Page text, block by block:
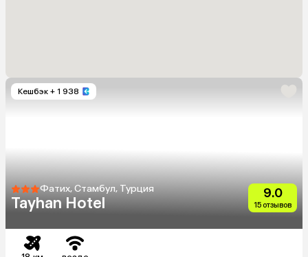
Кешбэк + 1 938
Фатих, Стамбул, Турция
Tayhan Hotel
9.0
15 отзывов